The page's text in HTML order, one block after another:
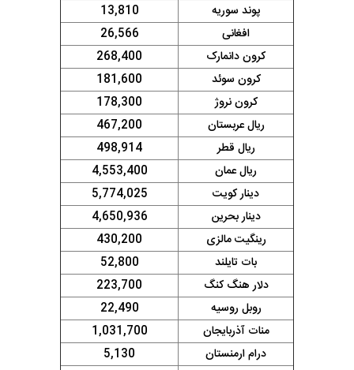
پوند سوریه
13,810
افغانی
26,566
کرون دانمارک
268,400
کرون سوئد
181,600
کرون نروژ
178,300
ریال عربستان
467,200
ریال قطر
498,914
ریال عمان
4,553,400
دینار کویت
5,774,025
دینار بحرین
4,650,936
رینگیت مالزی
430,200
بات تایلند
52,800
دلار هنگ کنگ
223,700
روبل روسیه
22,490
منات آذربایجان
1,031,700
درام ارمنستان
5,130